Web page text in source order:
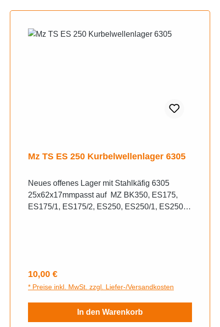
Mz TS ES 250 Kurbelwellenlager 6305
Neues offenes Lager mit Stahlkäfig 6305
25x62x17mmpasst auf MZ BK350, ES175,
ES175/1, ES175/2, ES250, ES250/1, ES250/2,
Regulärer Preis:
10,00 €
* Preise inkl. MwSt. zzgl. Liefer-/Versandkosten
In den Warenkorb